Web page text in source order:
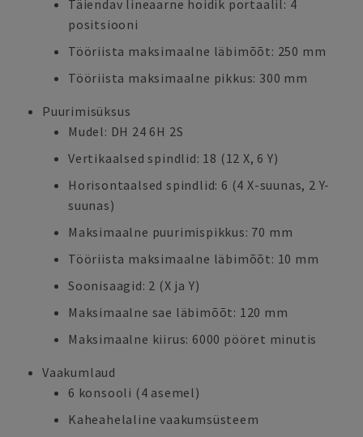
Täiendav lineaarne hoidik portaalil: 4
positsiooni
Tööriista maksimaalne läbimõõt: 250 mm
Tööriista maksimaalne pikkus: 300 mm
Puurimisüksus
Mudel: DH 24 6H 2S
Vertikaalsed spindlid: 18 (12 X, 6 Y)
Horisontaalsed spindlid: 6 (4 X-suunas, 2 Y-
suunas)
Maksimaalne puurimispikkus: 70 mm
Tööriista maksimaalne läbimõõt: 10 mm
Soonisaagid: 2 (X ja Y)
Maksimaalne sae läbimõõt: 120 mm
Maksimaalne kiirus: 6000 pööret minutis
Vaakumlaud
6 konsooli (4 asemel)
Kaheahelaline vaakumsüsteem